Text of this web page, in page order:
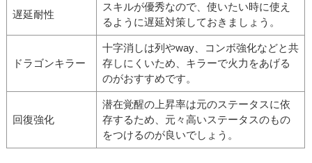
遅延耐性
スキルが優秀なので、使いたい時に使え
るように遅延対策しておきましょう。
ドラゴンキラー
十字消しは列やway、コンボ強化などと共
存しにくいため、キラーで火力をあげる
のがおすすめです。
回復強化
潜在覚醒の上昇率は元のステータスに依
存するため、元々高いステータスのもの
をつけるのが良いでしょう。